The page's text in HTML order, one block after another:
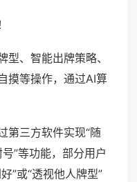
、智能出牌策略、
摸等操作，通过AI算
第三方软件实现“随
”等功能，部分用户
”或“透视他人牌型”